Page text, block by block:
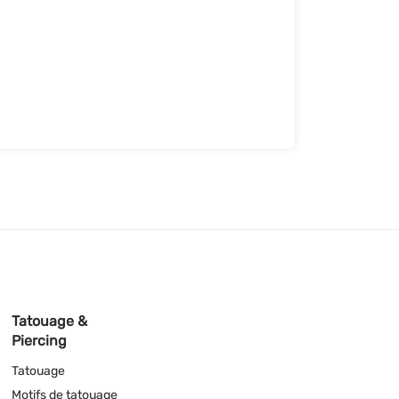
Tatouage &
Piercing
Tatouage
Motifs de tatouage